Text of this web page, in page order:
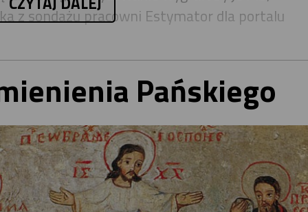
z sondażu pracowni Estymator dla portalu
Pańskiego